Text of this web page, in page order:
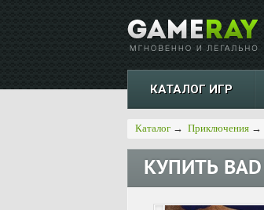
КАТАЛОГ ИГР
Каталог → Приключения →
КУПИТЬ